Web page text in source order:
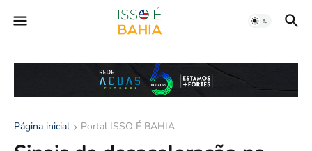
Página inicial Portal ISSO É BAHIA